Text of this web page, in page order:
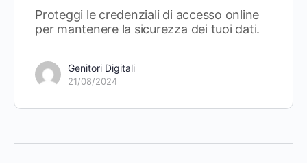
Proteggi le credenziali di accesso online
per mantenere la sicurezza dei tuoi dati.
Genitori Digitali
21/08/2024